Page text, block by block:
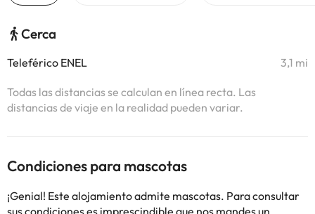
Cerca
Teleférico ENEL 3,1 mi
Todas las distancias se calculan en línea recta. Las
distancias de viaje en la realidad pueden variar.
Condiciones para mascotas
¡Genial! Este alojamiento admite mascotas. Para consultar
sus condiciones es imprescindible que nos mandes un